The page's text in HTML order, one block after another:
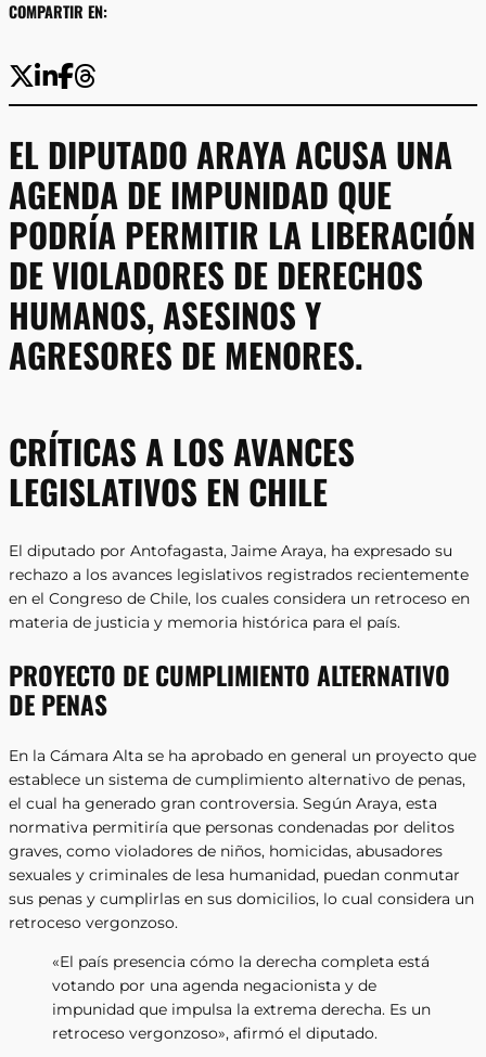
COMPARTIR EN:
EL DIPUTADO ARAYA ACUSA UNA
AGENDA DE IMPUNIDAD QUE
PODRÍA PERMITIR LA LIBERACIÓN
DE VIOLADORES DE DERECHOS
HUMANOS, ASESINOS Y
AGRESORES DE MENORES.
CRÍTICAS A LOS AVANCES
LEGISLATIVOS EN CHILE
El diputado por Antofagasta, Jaime Araya, ha expresado su
rechazo a los avances legislativos registrados recientemente
en el Congreso de Chile, los cuales considera un retroceso en
materia de justicia y memoria histórica para el país.
PROYECTO DE CUMPLIMIENTO ALTERNATIVO
DE PENAS
En la Cámara Alta se ha aprobado en general un proyecto que
establece un sistema de cumplimiento alternativo de penas,
el cual ha generado gran controversia. Según Araya, esta
normativa permitiría que personas condenadas por delitos
graves, como violadores de niños, homicidas, abusadores
sexuales y criminales de lesa humanidad, puedan conmutar
sus penas y cumplirlas en sus domicilios, lo cual considera un
retroceso vergonzoso.
«El país presencia cómo la derecha completa está
votando por una agenda negacionista y de
impunidad que impulsa la extrema derecha. Es un
retroceso vergonzoso», afirmó el diputado.